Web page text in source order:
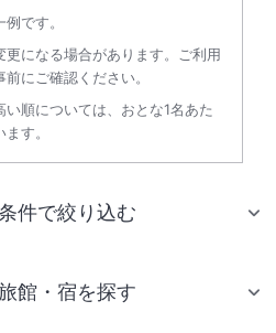
です。
更になる場合があります。ご利用
にご確認ください。
順については、おとな1名あた
す。
件で絞り込む
館・宿を探す